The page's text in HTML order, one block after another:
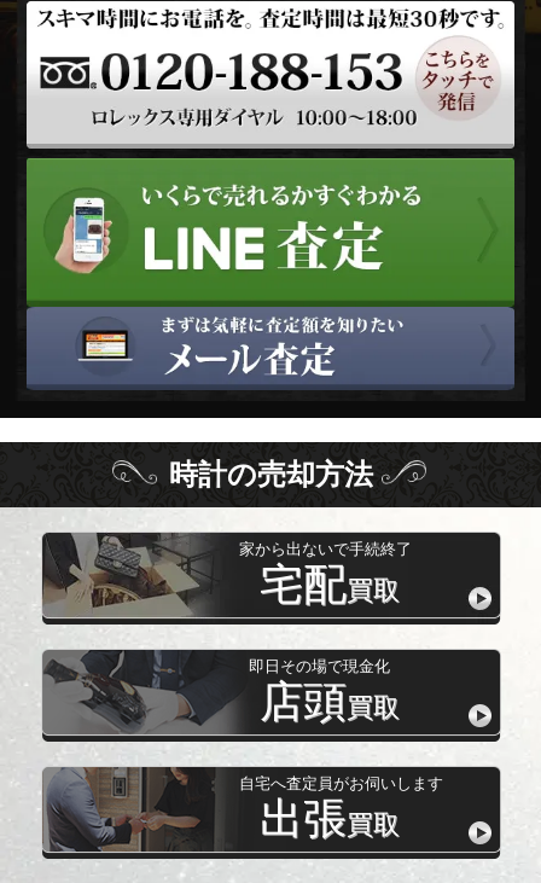
時計の売却方法
家から出ないで手続終了
宅配買取
即日その場で現金化
店頭買取
自宅へ査定員がお伺いします
出張買取